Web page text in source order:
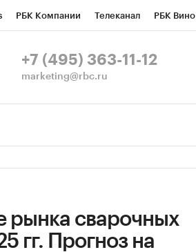
РБК Компании Телеканал РБК Вино
СПб Спецпроекты
+7 (495) 363-11-12
marketing@rbc.ru
рынка сварочных
гг. Прогноз на